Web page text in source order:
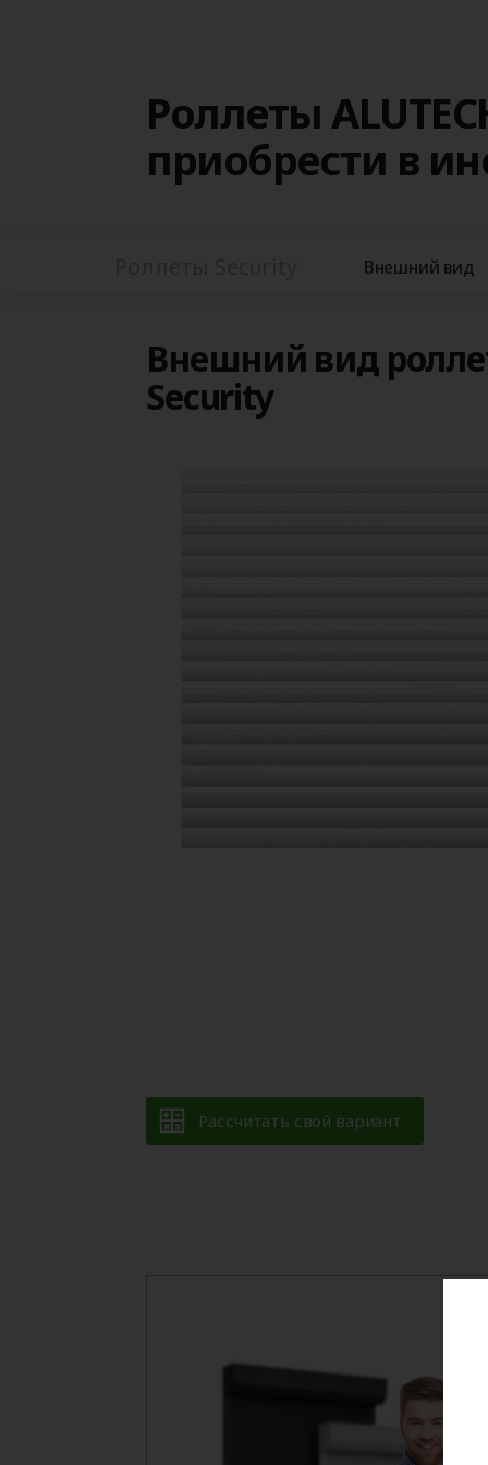
Роллеты
приобрести в
Внешний вид
Внешний вид
Security
Рассчитать свой вариант